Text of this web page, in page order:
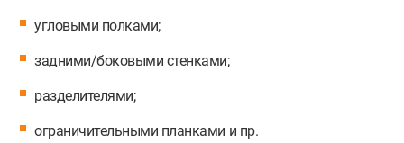
угловыми полками;
задними/боковыми стенками;
разделителями;
ограничительными планками и пр.